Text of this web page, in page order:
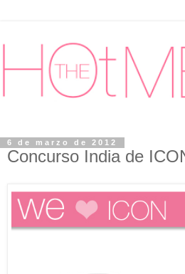
6 de marzo de 2012
Concurso India de